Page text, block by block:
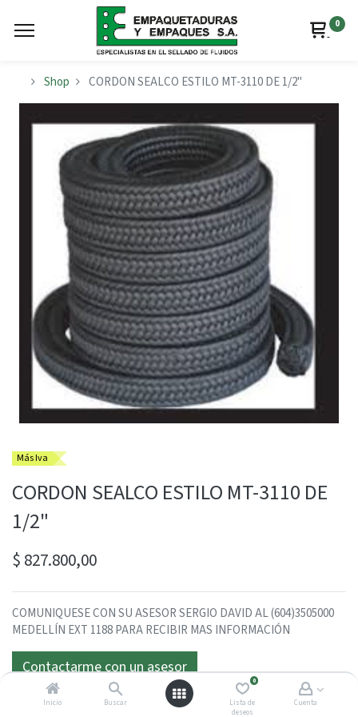
Inicio Buscar
0
Lista de
deseos
Cuenta
0
Shop CORDON SEALCO ESTILO MT-3110 DE 1/2"
Más Iva
CORDON SEALCO ESTILO MT-3110 DE
1/2"
$ 827.800,00
COMUNIQUESE CON SU ASESOR SERGIO DAVID AL (604)3505000
MEDELLÍN EXT 1188 PARA RECIBIR MAS INFORMACIÓN
Contactarme con un asesor